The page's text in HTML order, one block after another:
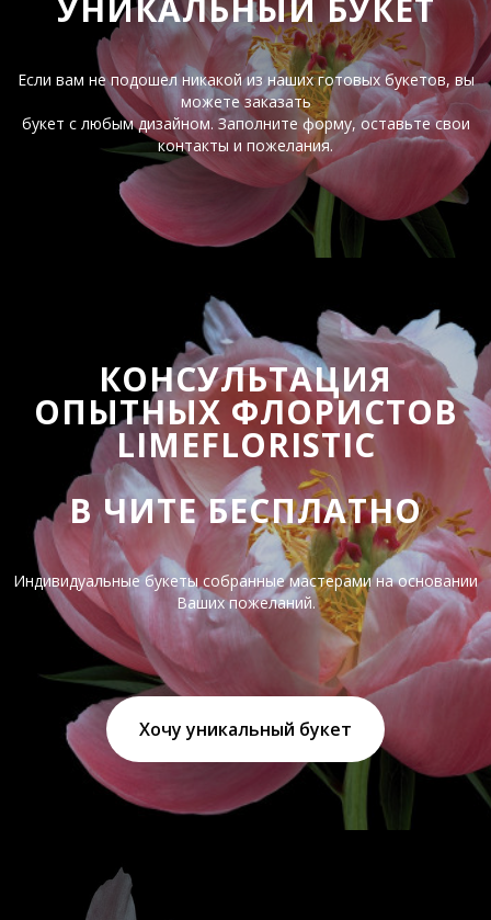
УНИКАЛЬНЫЙ БУКЕТ
Если вам не подошел никакой из наших готовых букетов, вы
можете заказать
букет с любым дизайном. Заполните форму, оставьте свои
контакты и пожелания.
КОНСУЛЬТАЦИЯ
ОПЫТНЫХ ФЛОРИСТОВ
LIMEFLORISTIC
В ЧИТЕ БЕСПЛАТНО
Индивидуальные букеты собранные мастерами на основании
Ваших пожеланий.
Хочу уникальный букет